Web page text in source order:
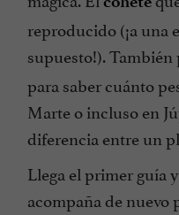
reproducido (¡a una
supuesto!). También
para saber cuánto
Marte o incluso en
diferencia entre un
Llega el primer guía
acompaña de nuevo